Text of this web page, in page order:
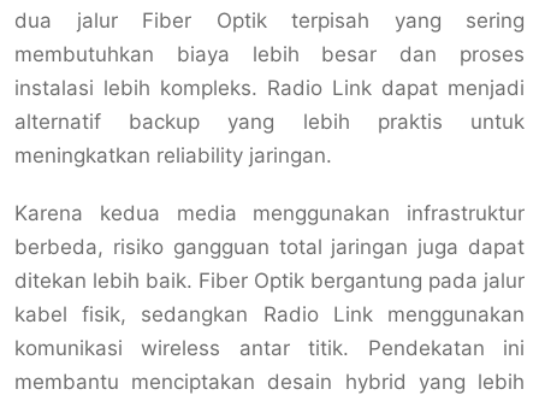
dua jalur Fiber Optik terpisah yang sering
membutuhkan biaya lebih besar dan proses
instalasi lebih kompleks. Radio Link dapat menjadi
alternatif backup yang lebih praktis untuk
meningkatkan reliability jaringan.
Karena kedua media menggunakan infrastruktur
berbeda, risiko gangguan total jaringan juga dapat
ditekan lebih baik. Fiber Optik bergantung pada jalur
kabel fisik, sedangkan Radio Link menggunakan
komunikasi wireless antar titik. Pendekatan ini
membantu menciptakan desain hybrid yang lebih